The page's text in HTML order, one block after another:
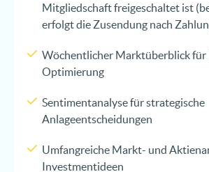
Mitgliedschaft freigeschaltet ist
erfolgt die Zusendung nach
Wöchentlicher Marktüberblick
Optimierung
Sentimentanalyse für strategische
Anlageentscheidungen
Umfangreiche Markt- und
Investmentideen